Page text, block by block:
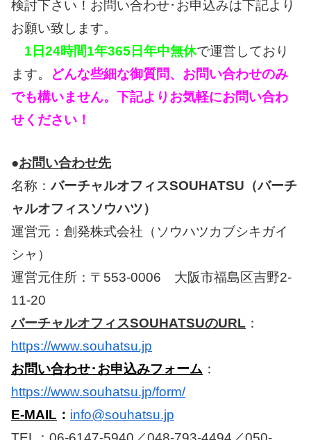
検討下さい！お問い合わせ･お申込みは下記より
お願い致します。
1日24時間1年365日年中無休で運営しており
ます。
どんな些細な御質問、お問い合わせのみ
でも構いません。下記よりお気軽にお問い合わ
せください！
●お問い合わせ先
名称：バーチャルオフィスSOUHATSU（バーチ
ャルオフィスソウハツ）
運営元：創発株式会社（ソウハツカブシキガイ
シャ）
運営元住所：〒553-0006 大阪市福島区吉野2-
11-20
バーチャルオフィスSOUHATSUのURL ：
https://www.souhatsu.jp
お問い合わせ･お申込みフォーム ：
https://www.souhatsu.jp/form/
E-MAIL ： info@souhatsu.jp